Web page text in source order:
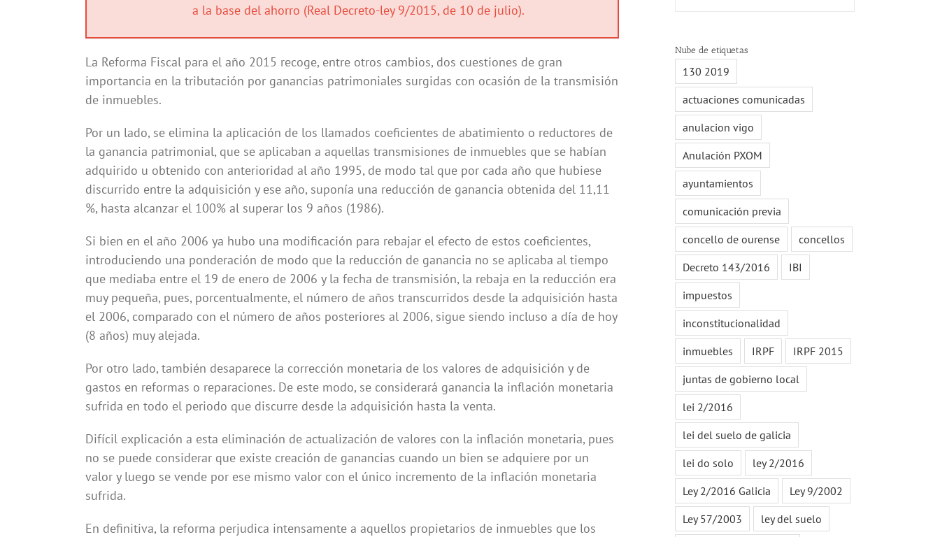
a la base del ahorro (Real Decreto-ley 9/2015, de 10 de julio).
La Reforma Fiscal para el año 2015 recoge, entre otros cambios, dos cuestiones de gran
importancia en la tributación por ganancias patrimoniales surgidas con ocasión de la transmisión
de inmuebles.
Por un lado, se elimina la aplicación de los llamados coeficientes de abatimiento o reductores de
la ganancia patrimonial, que se aplicaban a aquellas transmisiones de inmuebles que se habían
adquirido u obtenido con anterioridad al año 1995, de modo tal que por cada año que hubiese
discurrido entre la adquisición y ese año, suponía una reducción de ganancia obtenida del 11,11
%, hasta alcanzar el 100% al superar los 9 años (1986).
Si bien en el año 2006 ya hubo una modificación para rebajar el efecto de estos coeficientes,
introduciendo una ponderación de modo que la reducción de ganancia no se aplicaba al tiempo
que mediaba entre el 19 de enero de 2006 y la fecha de transmisión, la rebaja en la reducción era
muy pequeña, pues, porcentualmente, el número de años transcurridos desde la adquisición hasta
el 2006, comparado con el número de años posteriores al 2006, sigue siendo incluso a día de hoy
(8 años) muy alejada.
Por otro lado, también desaparece la corrección monetaria de los valores de adquisición y de
gastos en reformas o reparaciones. De este modo, se considerará ganancia la inflación monetaria
sufrida en todo el periodo que discurre desde la adquisición hasta la venta.
Difícil explicación a esta eliminación de actualización de valores con la inflación monetaria, pues
no se puede considerar que existe creación de ganancias cuando un bien se adquiere por un
valor y luego se vende por ese mismo valor con el único incremento de la inflación monetaria
sufrida.
En definitiva, la reforma perjudica intensamente a aquellos propietarios de inmuebles que los
Nube de etiquetas
130 2019
actuaciones comunicadas
anulacion vigo
Anulación PXOM
ayuntamientos
comunicación previa
concello de ourense
concellos
Decreto 143/2016
IBI
impuestos
inconstitucionalidad
inmuebles
IRPF
IRPF 2015
juntas de gobierno local
lei 2/2016
lei del suelo de galicia
lei do solo
ley 2/2016
Ley 2/2016 Galicia
Ley 9/2002
Ley 57/2003
ley del suelo